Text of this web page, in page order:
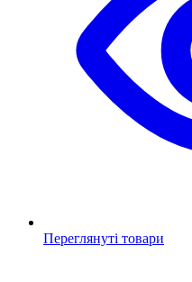
Переглянуті товари